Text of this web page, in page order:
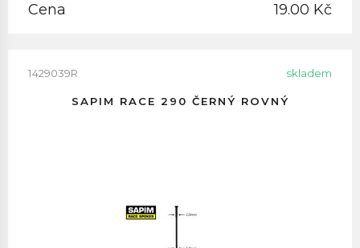
Cena 19.00 Kč
1429039R skladem
SAPIM RACE 290 ČERNÝ ROVNÝ